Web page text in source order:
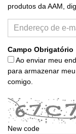
produtos da AAM,
Campo Obrigatório
Ao enviar meu
para armazenar
comigo.
New code